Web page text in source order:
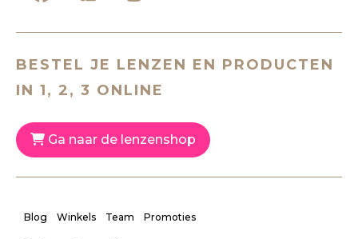
BESTEL JE LENZEN EN PRODUCTEN
IN 1, 2, 3 ONLINE
Ga naar de lenzenshop
Blog Winkels Team Promoties